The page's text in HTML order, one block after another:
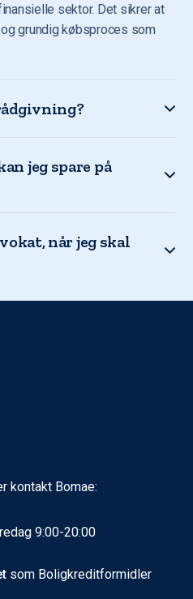
sektor. Det sikrer at
grundig købsproces som
jeg spare på
når jeg skal
kontakt Bomae:
9:00-20:00
som Boligkreditformidler